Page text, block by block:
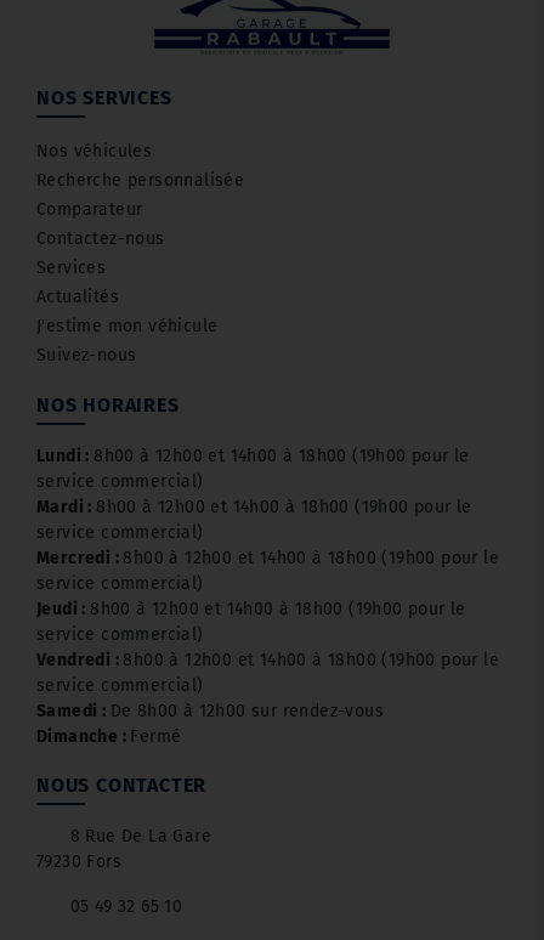
NOS SERVICES
Nos véhicules
Recherche personnalisée
Comparateur
Contactez-nous
Services
Actualités
J'estime mon véhicule
Suivez-nous
NOS HORAIRES
Lundi : 8h00 à 12h00 et 14h00 à 18h00 (19h00 pour le
service commercial)
Mardi : 8h00 à 12h00 et 14h00 à 18h00 (19h00 pour le
service commercial)
Mercredi : 8h00 à 12h00 et 14h00 à 18h00 (19h00 pour le
service commercial)
Jeudi : 8h00 à 12h00 et 14h00 à 18h00 (19h00 pour le
service commercial)
Vendredi : 8h00 à 12h00 et 14h00 à 18h00 (19h00 pour le
service commercial)
Samedi : De 8h00 à 12h00 sur rendez-vous
Dimanche : Fermé
NOUS CONTACTER
8 Rue De La Gare
79230 Fors
05 49 32 65 10